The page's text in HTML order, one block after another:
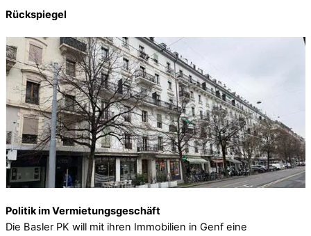
Rückspiegel
Politik im Vermietungsgeschäft
Die Basler PK will mit ihren Immobilien in Genf eine